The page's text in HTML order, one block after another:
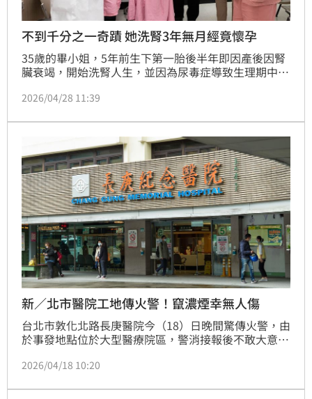
不到千分之一奇蹟 她洗腎3年無月經竟懷孕
35歲的畢小姐，5年前生下第一胎後半年即因產後因腎
臟衰竭，開始洗腎人生，並因為尿毒症導致生理期中
部開始隆起，一開始還以為是水喝太多，但護理師敏銳
動」，這才發現已懷孕5個月，在基隆長庚醫院出動跨
科護胎之下，一路克服重度子癲前症及心肺危機，奇蹟
順產。（記者：簡浩正）
2026/04/28 11:39
新／北市醫院工地傳火警！竄濃煙幸無人傷
台北市敦化北路長庚醫院今（18）日晚間驚傳火警，由
於事發地點位於大型醫療院區，警消接報後不敢大意，
現場後，經確認起火點並非病房區域，而是醫院1樓一
2026/04/18 10:20